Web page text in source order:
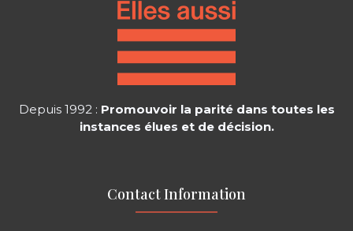
Depuis 1992 : Promouvoir la parité dans toutes les
instances élues et de décision.
Contact Information